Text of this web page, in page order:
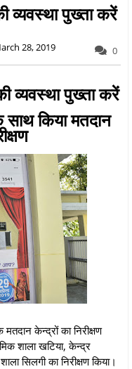
व्यवस्था पुख्ता करें
28, 2019 0
व्यवस्था पुख्ता करें
किया मतदान
केन्द्रों का निरीक्षण
शाला खटिया, केन्द्र
सिलगी का निरीक्षण किया।